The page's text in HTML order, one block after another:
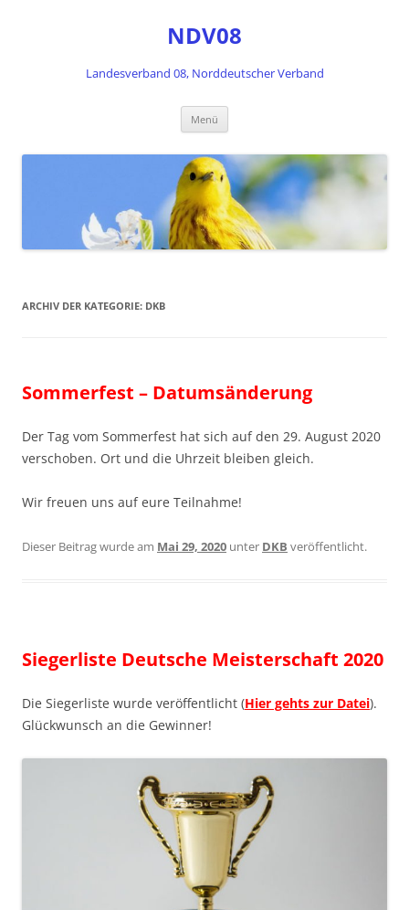
NDV08
Landesverband 08, Norddeutscher Verband
Menü
ARCHIV DER KATEGORIE: DKB
Sommerfest – Datumsänderung
Der Tag vom Sommerfest hat sich auf den 29. August 2020
verschoben. Ort und die Uhrzeit bleiben gleich.
Wir freuen uns auf eure Teilnahme!
Dieser Beitrag wurde am Mai 29, 2020 unter DKB veröffentlicht.
Siegerliste Deutsche Meisterschaft 2020
Die Siegerliste wurde veröffentlicht (Hier gehts zur Datei).
Glückwunsch an die Gewinner!